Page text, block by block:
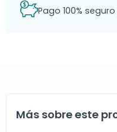
Pago 100%
Más sobre este